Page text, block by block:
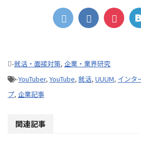
-就活・面接対策, 企業・業界研究
-YouTuber, YouTube, 就活, UUUM, インタ
プ, 企業記事
関連記事